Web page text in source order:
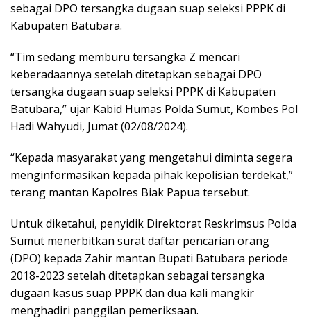
sebagai DPO tersangka dugaan suap seleksi PPPK di
Kabupaten Batubara.
“Tim sedang memburu tersangka Z mencari
keberadaannya setelah ditetapkan sebagai DPO
tersangka dugaan suap seleksi PPPK di Kabupaten
Batubara,” ujar Kabid Humas Polda Sumut, Kombes Pol
Hadi Wahyudi, Jumat (02/08/2024).
“Kepada masyarakat yang mengetahui diminta segera
menginformasikan kepada pihak kepolisian terdekat,”
terang mantan Kapolres Biak Papua tersebut.
Untuk diketahui, penyidik Direktorat Reskrimsus Polda
Sumut menerbitkan surat daftar pencarian orang
(DPO) kepada Zahir mantan Bupati Batubara periode
2018-2023 setelah ditetapkan sebagai tersangka
dugaan kasus suap PPPK dan dua kali mangkir
menghadiri panggilan pemeriksaan.